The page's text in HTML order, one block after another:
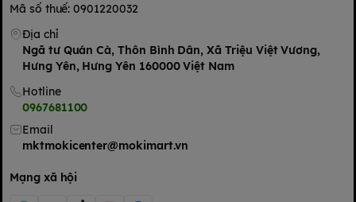
đại muốn đồng hành cùng bé yêu trên hành trình ăn dặm khỏe
mạnh, an toàn!
Mã số thuế: 0901220032
Địa chỉ
Ngã tư Quán Cà, Thôn Bình Dân, Xã Triệu Việt Vương,
Hưng Yên, Hưng Yên 160000 Việt Nam
Hotline
0967681100
Email
mktmokicenter@mokimart.vn
Mạng xã hội